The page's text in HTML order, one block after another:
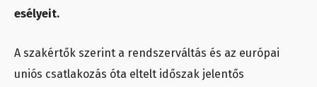
esélyeit.
A szakértők szerint a rendszerváltás és az európai
uniós csatlakozás óta eltelt időszak jelentős